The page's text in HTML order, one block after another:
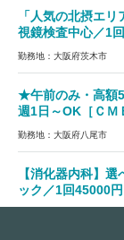
「人気の北摂エ
視鏡検査中心／1
勤務地：大阪府茨木市
★午前のみ・高額
週1日～OK［ＣＭ
勤務地：大阪府八尾市
【消化器内科】
ック／1回45000